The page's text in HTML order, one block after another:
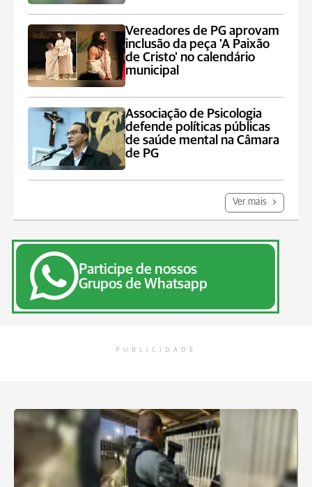
Vereadores de PG aprovam
inclusão da peça 'A Paixão
de Cristo' no calendário
municipal
Associação de Psicologia
defende políticas públicas
de saúde mental na Câmara
de PG
Ver mais
Participe de nossos
Grupos de Whatsapp
PUBLICIDADE